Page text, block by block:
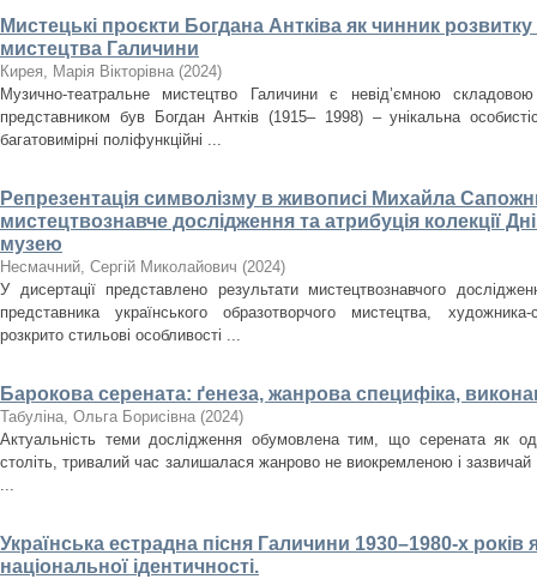
Мистецькі проєкти Богдана Антківа як чинник
мистецтва Галичини
Кирея, Марія Вікторівна (2024)
Музично-театральне мистецтво Галичини є невід’ємною
представником був Богдан Антків (1915– 1998) – унікальна
багатовимірні поліфункційні ...
Репрезентація символізму в живописі Михайла
мистецтвознавче дослідження та атрибуція колекції
музею
Несмачний, Сергій Миколайович (2024)
У дисертації представлено результати мистецтвознавчого
представника українського образотворчого мистецтва,
розкрито стильові особливості ...
Барокова серената: ґенеза, жанрова специфіка,
Табуліна, Ольга Борисівна (2024)
Актуальність теми дослідження обумовлена тим, що серената як
століть, тривалий час залишалася жанрово не виокремленою і зазвичай
...
Українська естрадна пісня Галичини 1930–1980-­х років
національної ідентичності.